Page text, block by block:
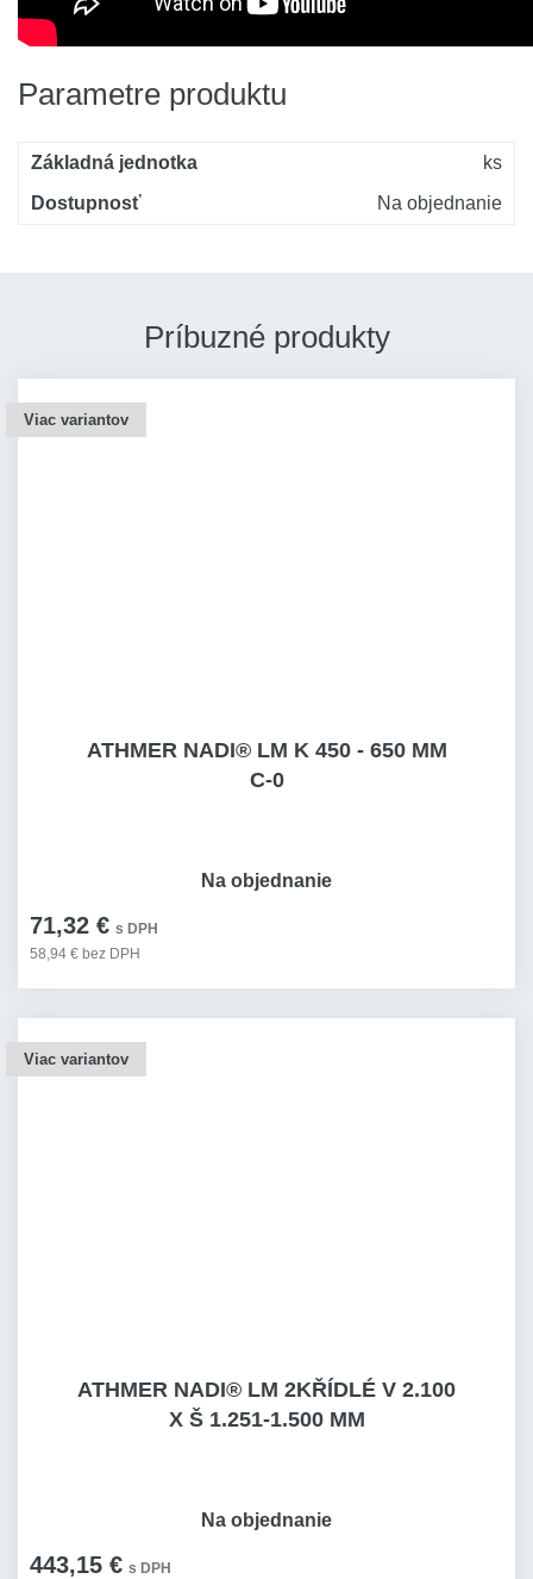
Parametre produktu
Základná jednotka
ks
Dostupnosť
Na objednanie
Príbuzné produkty
Viac variantov
ATHMER NADI® LM K 450 - 650 MM
C-0
71,32 € s DPH
58,94 € bez DPH
Na objednanie
Viac variantov
ATHMER NADI® LM 2KŘÍDLÉ V 2.100
X Š 1.251-1.500 MM
443,15 € s DPH
Na objednanie